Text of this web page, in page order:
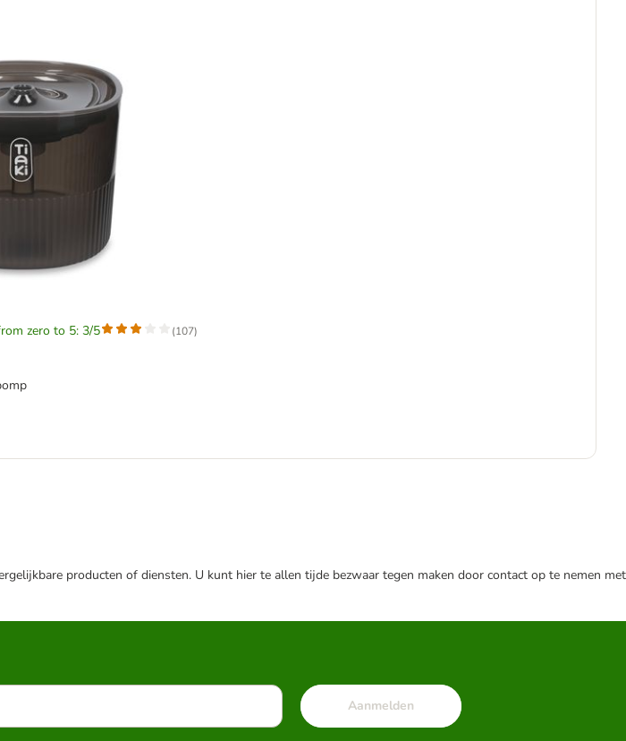
zero to 5: 3/5 (107)
producten of diensten. U kunt hier te allen tijde bezwaar tegen maken door contact op te nemen met
Aanmelden